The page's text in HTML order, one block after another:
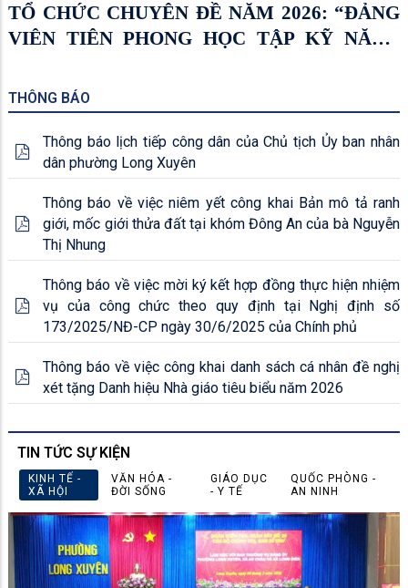
TỔ CHỨC CHUYÊN ĐỀ NĂM 2026: “ĐẢNG
VIÊN TIÊN PHONG HỌC TẬP KỸ NĂNG
THÔNG BÁO
Thông báo lịch tiếp công dân của Chủ tịch Ủy ban nhân
dân phường Long Xuyên
Thông báo về việc niêm yết công khai Bản mô tả ranh
giới, mốc giới thửa đất tại khóm Đông An của bà Nguyễn
Thị Nhung
Thông báo về việc mời ký kết hợp đồng thực hiện nhiệm
vụ của công chức theo quy định tại Nghị định số
173/2025/NĐ-CP ngày 30/6/2025 của Chính phủ
Thông báo về việc công khai danh sách cá nhân đề nghị
xét tặng Danh hiệu Nhà giáo tiêu biểu năm 2026
TIN TỨC SỰ KIỆN
KINH TẾ -
XÃ HỘI
VĂN HÓA -
ĐỜI SỐNG
GIÁO DỤC
- Y TẾ
QUỐC PHÒNG -
AN NINH